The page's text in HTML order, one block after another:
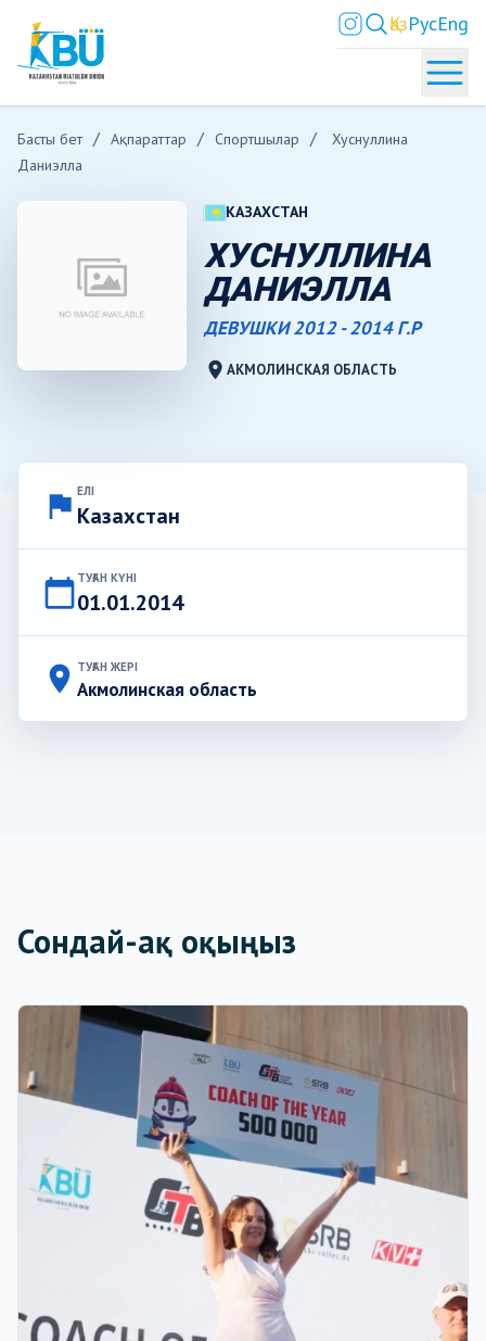
ҚазРусEng
Басты бет Ақпараттар Спортшылар
Хуснуллина
Даниэлла
КАЗАХСТАН
ХУСНУЛЛИНА
ДАНИЭЛЛА
ДЕВУШКИ 2012 - 2014 Г.Р
location_on АКМОЛИНСКАЯ ОБЛАСТЬ
flag ЕЛІ
Казахстан
calendar_today ТУҒАН КҮНІ
01.01.2014
place ТУҒАН ЖЕРІ
Акмолинская область
Сондай-ақ оқыңыз